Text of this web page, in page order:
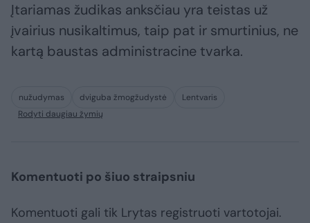
Įtariamas žudikas anksčiau yra teistas už
įvairius nusikaltimus, taip pat ir smurtinius, ne
kartą baustas administracine tvarka.
nužudymas dviguba žmogžudystė
Lentvaris
Rodyti daugiau žymių
Komentuoti po šiuo straipsniu
Komentuoti gali tik Lrytas registruoti vartotojai.